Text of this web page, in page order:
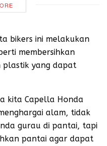
bikers ini melakukan
membersihkan
plastik yang dapat
kita Capella Honda
alam, tidak
gurau di pantai, tapi
pantai agar dapat